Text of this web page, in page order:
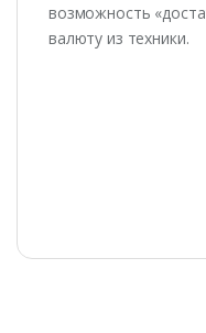
возможность
валюту из техники.